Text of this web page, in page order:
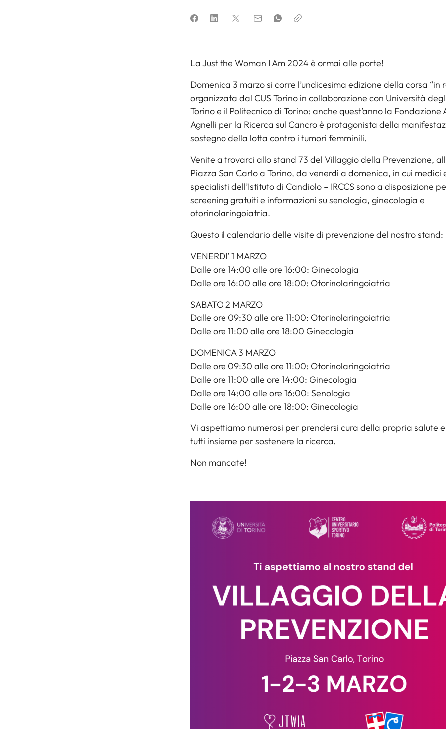
La Just the Woman I Am 2024 è ormai alle porte!
Domenica 3 marzo si corre l’undicesima edizione della corsa “in
organizzata dal CUS Torino in collaborazione con Università
Torino e il Politecnico di Torino: anche quest’anno la Fondazione
Agnelli per la Ricerca sul Cancro è protagonista della
sostegno della lotta contro i tumori femminili.
Venite a trovarci allo stand 73 del Villaggio della Prevenzione,
Piazza San Carlo a Torino, da venerdì a domenica, in cui medici
specialisti dell’Istituto di Candiolo – IRCCS sono a disposizione
screening gratuiti e informazioni su senologia, ginecologia e
otorinolaringoiatria.
Questo il calendario delle visite di prevenzione del nostro stand:
VENERDI’ 1 MARZO
Dalle ore 14:00 alle ore 16:00: Ginecologia
Dalle ore 16:00 alle ore 18:00: Otorinolaringoiatria
SABATO 2 MARZO
Dalle ore 09:30 alle ore 11:00: Otorinolaringoiatria
Dalle ore 11:00 alle ore 18:00 Ginecologia
DOMENICA 3 MARZO
Dalle ore 09:30 alle ore 11:00: Otorinolaringoiatria
Dalle ore 11:00 alle ore 14:00: Ginecologia
Dalle ore 14:00 alle ore 16:00: Senologia
Dalle ore 16:00 alle ore 18:00: Ginecologia
Vi aspettiamo numerosi per prendersi cura della propria salute
tutti insieme per sostenere la ricerca.
Non mancate!